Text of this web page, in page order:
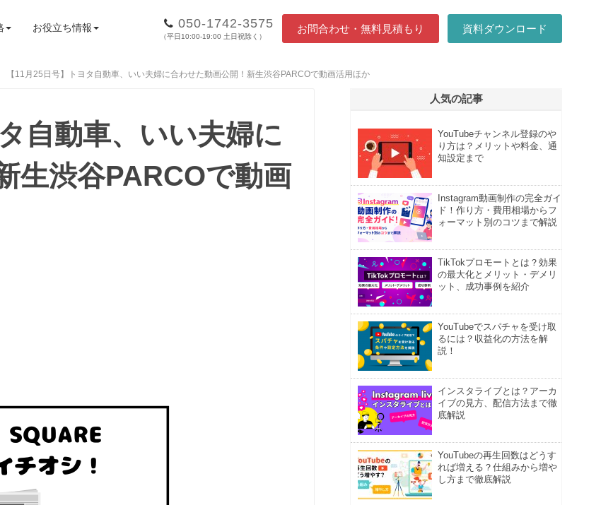
お役立ち情報 050-1742-3575
（平日10:00-19:00 土日祝除く）
お問合わせ・無料見積もり 資料ダウンロード
【11月25日号】トヨタ自動車、いい夫婦に合わせた動画公開！新生渋谷PARCOで動画活用ほか
自動車、いい夫婦に
生渋谷PARCOで動画
人気の記事
YouTubeチャンネル登録のや
り方は？メリットや料金、通
知設定まで
Instagram動画制作の完全ガイ
ド！作り方・費用相場からフ
ォーマット別のコツまで解説
TikTokプロモートとは？効果
の最大化とメリット・デメリ
ット、成功事例を紹介
YouTubeでスパチャを受け取
るには？収益化の方法を解
説！
インスタライブとは？アーカ
イブの見方、配信方法まで徹
底解説
YouTubeの再生回数はどうす
れば増える？仕組みから増や
し方まで徹底解説